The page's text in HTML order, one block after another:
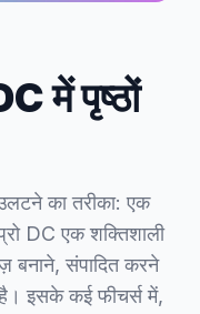
में पृष्ठों
का तरीका: एक
प्रो DC एक शक्तिशाली
बनाने, संपादित करने
इसके कई फीचर्स में,